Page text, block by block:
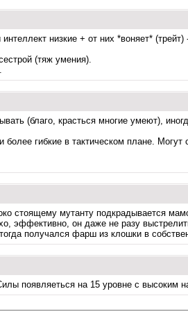
низкие + от них *воняет*
(тяж умения).
(благо, красться многие умеют),
гибкие в тактическом плане. Могут
стоящему мутанту подкрадывается
эффективно, он даже не разу
получался фарш из клошки в
появляеться на 15 уровне с высоким